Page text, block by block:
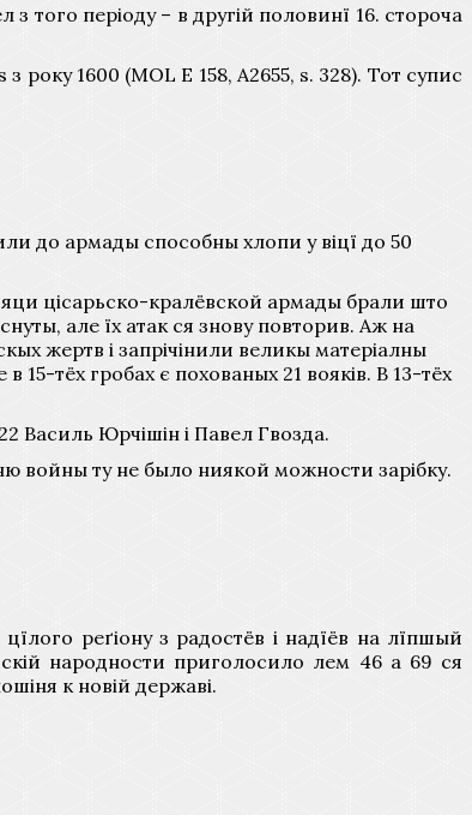
того періоду – в другій половинї 16. стороча
1600 (MOL E 158, A2655, s. 328). Тот супис
до армады способны хлопи у віцї до 50
цісарьско-кралёвской армады брали што
але їх атак ся знову повторив. Аж на
жертв і запрічінили великы матеріалны
тёх гробах є похованых 21 вояків. В 13-тёх
Василь Юрчішін і Павел Гвозда.
войны ту не было ниякой можности зарібку.
реґіону з радостёв і надїёв на лїпшый
народности приголосило лем 46 а 69 ся
к новій державі.